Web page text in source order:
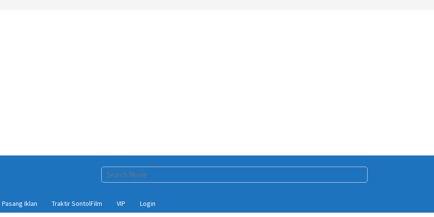
Pasang Iklan Traktir SontolFilm VIP Login